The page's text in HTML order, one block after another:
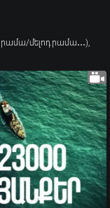
մելոդրամա․․․),